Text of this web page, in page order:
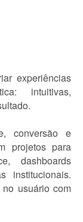
experiências
intuitivas,
conversão e
projetos para
dashboards
institucionais.
usuário com